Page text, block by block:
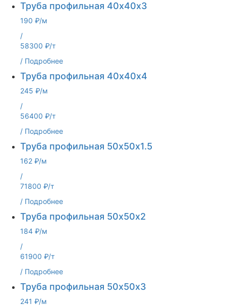
Труба профильная 40х40х3
190 ₽/м
/
58300 ₽/т
/ Подробнее
Труба профильная 40х40х4
245 ₽/м
/
56400 ₽/т
/ Подробнее
Труба профильная 50х50х1.5
162 ₽/м
/
71800 ₽/т
/ Подробнее
Труба профильная 50х50х2
184 ₽/м
/
61900 ₽/т
/ Подробнее
Труба профильная 50х50х3
241 ₽/м